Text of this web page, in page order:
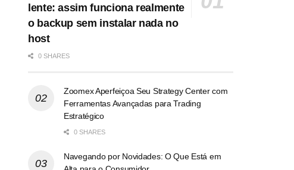
lente: assim funciona realmente
o backup sem instalar nada no
host
0 SHARES
Zoomex Aperfeiçoa Seu Strategy Center com
Ferramentas Avançadas para Trading
Estratégico
0 SHARES
Navegando por Novidades: O Que Está em